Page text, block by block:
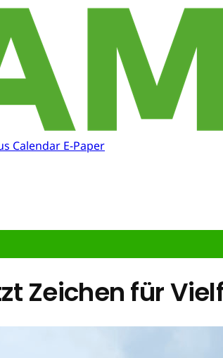
Calendar E-Paper
Zeichen für